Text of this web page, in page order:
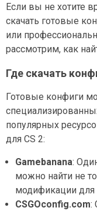
Если вы не хотите
скачать готовые
или
рассмотрим, как
Где скачать
Готовые конфиги
популярных
для CS 2:
Gamebanana:
можно найти не
модификации для
CSGOconfig.com: